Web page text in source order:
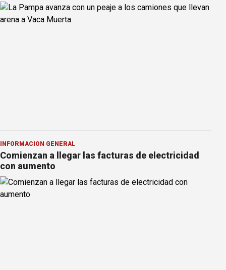
INFORMACION GENERAL
Comienzan a llegar las facturas de electricidad
con aumento